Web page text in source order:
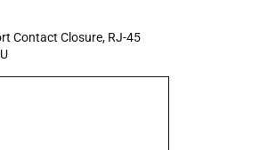
Contact Closure, RJ-45